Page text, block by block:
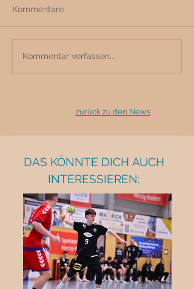
Kommentare
Kommentar verfassen...
zurück zu den News
DAS KÖNNTE DICH AUCH
INTERESSIEREN: